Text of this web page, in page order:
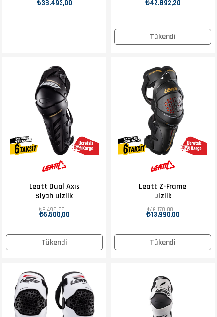
₺38.493,00
Tükendi
₺42.892,20
Tükendi
Leatt Dual Axıs
Siyah Dizlik
₺5.500,00
₺6.499,99
Tükendi
Leatt Z-Frame
Dizlik
₺13.990,00
₺16.170,00